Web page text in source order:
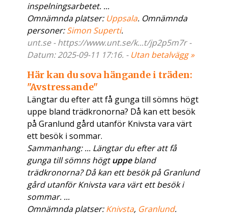
inspelningsarbetet. ...
Omnämnda platser: Uppsala. Omnämnda
personer:Simon Superti.
unt.se - https://www.unt.se/k...t/jp2p5m7r -
Datum: 2025-09-11 17:16. - Utan betalvägg »
Här kan du sova hängande i träden:
"Avstressande"
Längtar du efter att få gunga till sömns högt
uppe bland trädkronorna? Då kan ett besök
på Granlund gård utanför Knivsta vara värt
ett besök i sommar.
Sammanhang: ... Längtar du efter att få
gunga till sömns högtuppebland
trädkronorna? Då kan ett besök på Granlund
gård utanför Knivsta vara värt ett besök i
sommar. ...
Omnämnda platser:Knivsta, Granlund.